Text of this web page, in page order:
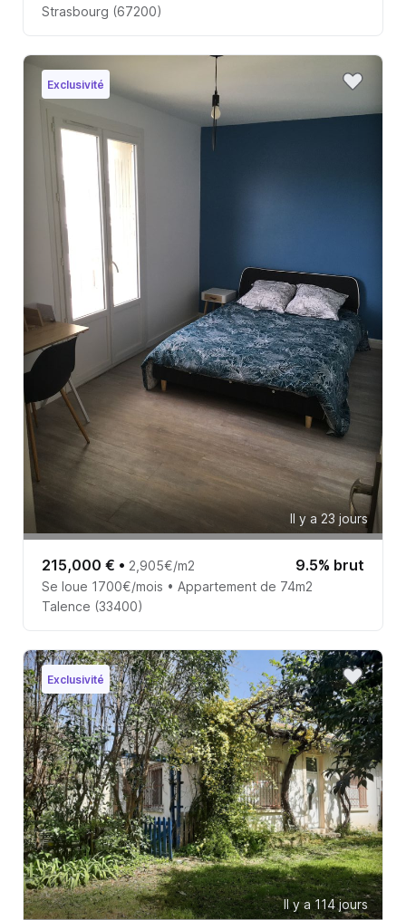
Strasbourg (67200)
Exclusivité
Il y a 23 jours
215,000 € • 2,905€/m2 9.5% brut
Se loue 1700€/mois • Appartement de 74m2
Talence (33400)
Exclusivité
Il y a 114 jours